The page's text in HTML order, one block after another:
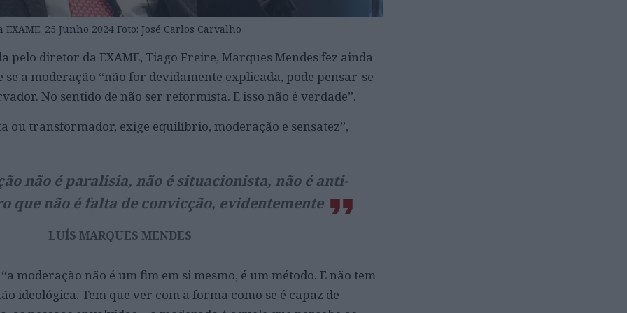
25 Junho 2024 Foto: José Carlos Carvalho
pelo diretor da EXAME, Tiago Freire, Marques Mendes fez ainda
se a moderação “não for devidamente explicada, pode pensar-se
No sentido de não ser reformista. E isso não é verdade”.
ou transformador, exige equilíbrio, moderação e sensatez”,
não é paralisia, não é situacionista, não é anti-
que não é falta de convicção, evidentemente
LUÍS MARQUES MENDES
moderação não é um fim em si mesmo, é um método. E não tem
ideológica. Tem que ver com a forma como se é capaz de